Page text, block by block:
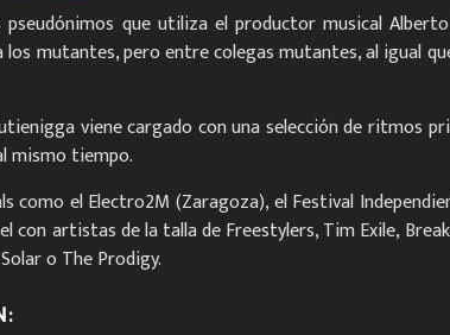
que utiliza el productor musical
mutantes, pero entre colegas mutantes, al igual
viene cargado con una selección de ritmos
mismo tiempo.
como el Electro2M (Zaragoza), el Festival
con artistas de la talla de Freestylers, Tim Exile,
o The Prodigy.